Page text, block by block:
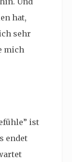
hat,
sehr
mich
ist
endet